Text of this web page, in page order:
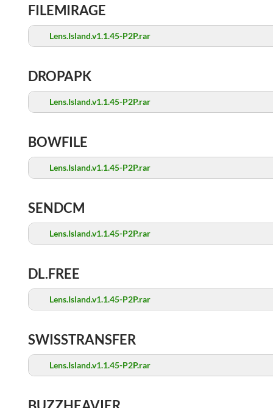
FILEMIRAGE
Lens.Island.v1.1.45-P2P.rar
DROPAPK
Lens.Island.v1.1.45-P2P.rar
BOWFILE
Lens.Island.v1.1.45-P2P.rar
SENDCM
Lens.Island.v1.1.45-P2P.rar
DL.FREE
Lens.Island.v1.1.45-P2P.rar
SWISSTRANSFER
Lens.Island.v1.1.45-P2P.rar